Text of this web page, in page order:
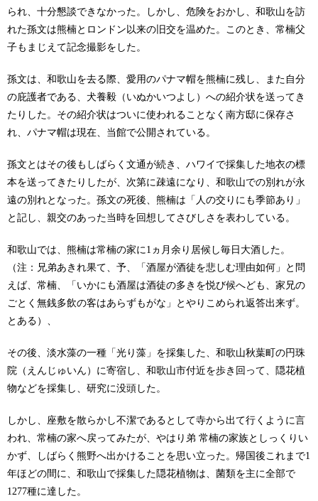
られ、十分懇談できなかった。しかし、危険をおかし、和歌山を訪
れた孫文は熊楠とロンドン以来の旧交を温めた。このとき、常楠父
子もまじえて記念撮影をした。
孫文は、和歌山を去る際、愛用のパナマ帽を熊楠に残し、また自分
の庇護者である、犬養毅（いぬかいつよし）への紹介状を送ってき
たりした。その紹介状はついに使われることなく南方邸に保存さ
れ、パナマ帽は現在、当館で公開されている。
孫文とはその後もしばらく文通が続き、ハワイで採集した地衣の標
本を送ってきたりしたが、次第に疎遠になり、和歌山での別れが永
遠の別れとなった。孫文の死後、熊楠は「人の交りにも季節あり」
と記し、親交のあった当時を回想してさびしさを表わしている。
和歌山では、熊楠は常楠の家に1ヵ月余り居候し毎日大酒した。
（注：兄弟あきれ果て、予、「酒屋が酒徒を悲しむ理由如何」と問
えば、常楠、「いかにも酒屋は酒徒の多きを悦び候へども、家兄の
ごとく無銭多飲の客はあらずもがな」とやりこめられ返答出来ず。
とある）、
その後、淡水藻の一種「光り藻」を採集した、和歌山秋葉町の円珠
院（えんじゅいん）に寄宿し、和歌山市付近を歩き回って、隠花植
物などを採集し、研究に没頭した。
しかし、座敷を散らかし不潔であるとして寺から出て行くように言
われ、常楠の家へ戻ってみたが、やはり弟 常楠の家族としっくりい
かず、しばらく熊野へ出かけることを思い立った。帰国後これまで1
年ほどの間に、和歌山で採集した隠花植物は、菌類を主に全部で
1277種に達した。